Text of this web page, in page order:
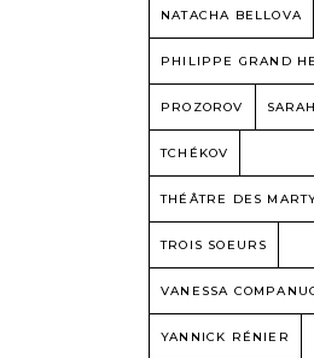
NATACHA BELLOVA
PHILIPPE GRAND
PROZOROV
TCHÉKOV
THÉÂTRE DES
TROIS SOEURS
VANESSA
YANNICK RÉNIER